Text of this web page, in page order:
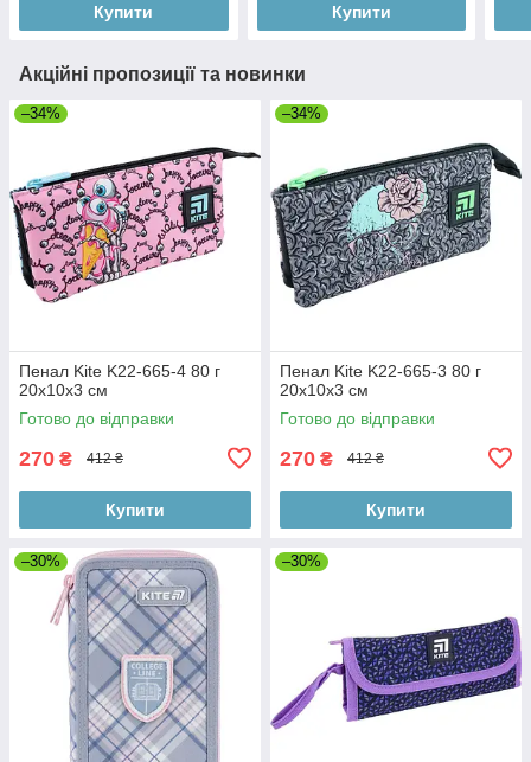
Купити Купити
Акційні пропозиції та новинки
–34%
Пенал Kite K22-665-4 80 г
20x10x3 см
Готово до відправки
270 ₴ 412 ₴
Купити
–34%
Пенал Kite K22-665-3 80 г
20x10x3 см
Готово до відправки
270 ₴ 412 ₴
Купити
–30% –30%